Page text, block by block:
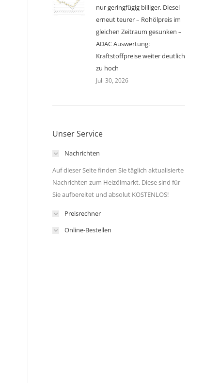
nur geringfügig billiger, Diesel
erneut teurer – Rohölpreis im
gleichen Zeitraum gesunken –
ADAC Auswertung:
Kraftstoffpreise weiter deutlich
zu hoch
Juli 30, 2026
Unser Service
Nachrichten
Auf dieser Seite finden Sie täglich aktualisierte
Nachrichten zum Heizölmarkt. Diese sind für
Sie aufbereitet und absolut KOSTENLOS!
Preisrechner
Online-Bestellen